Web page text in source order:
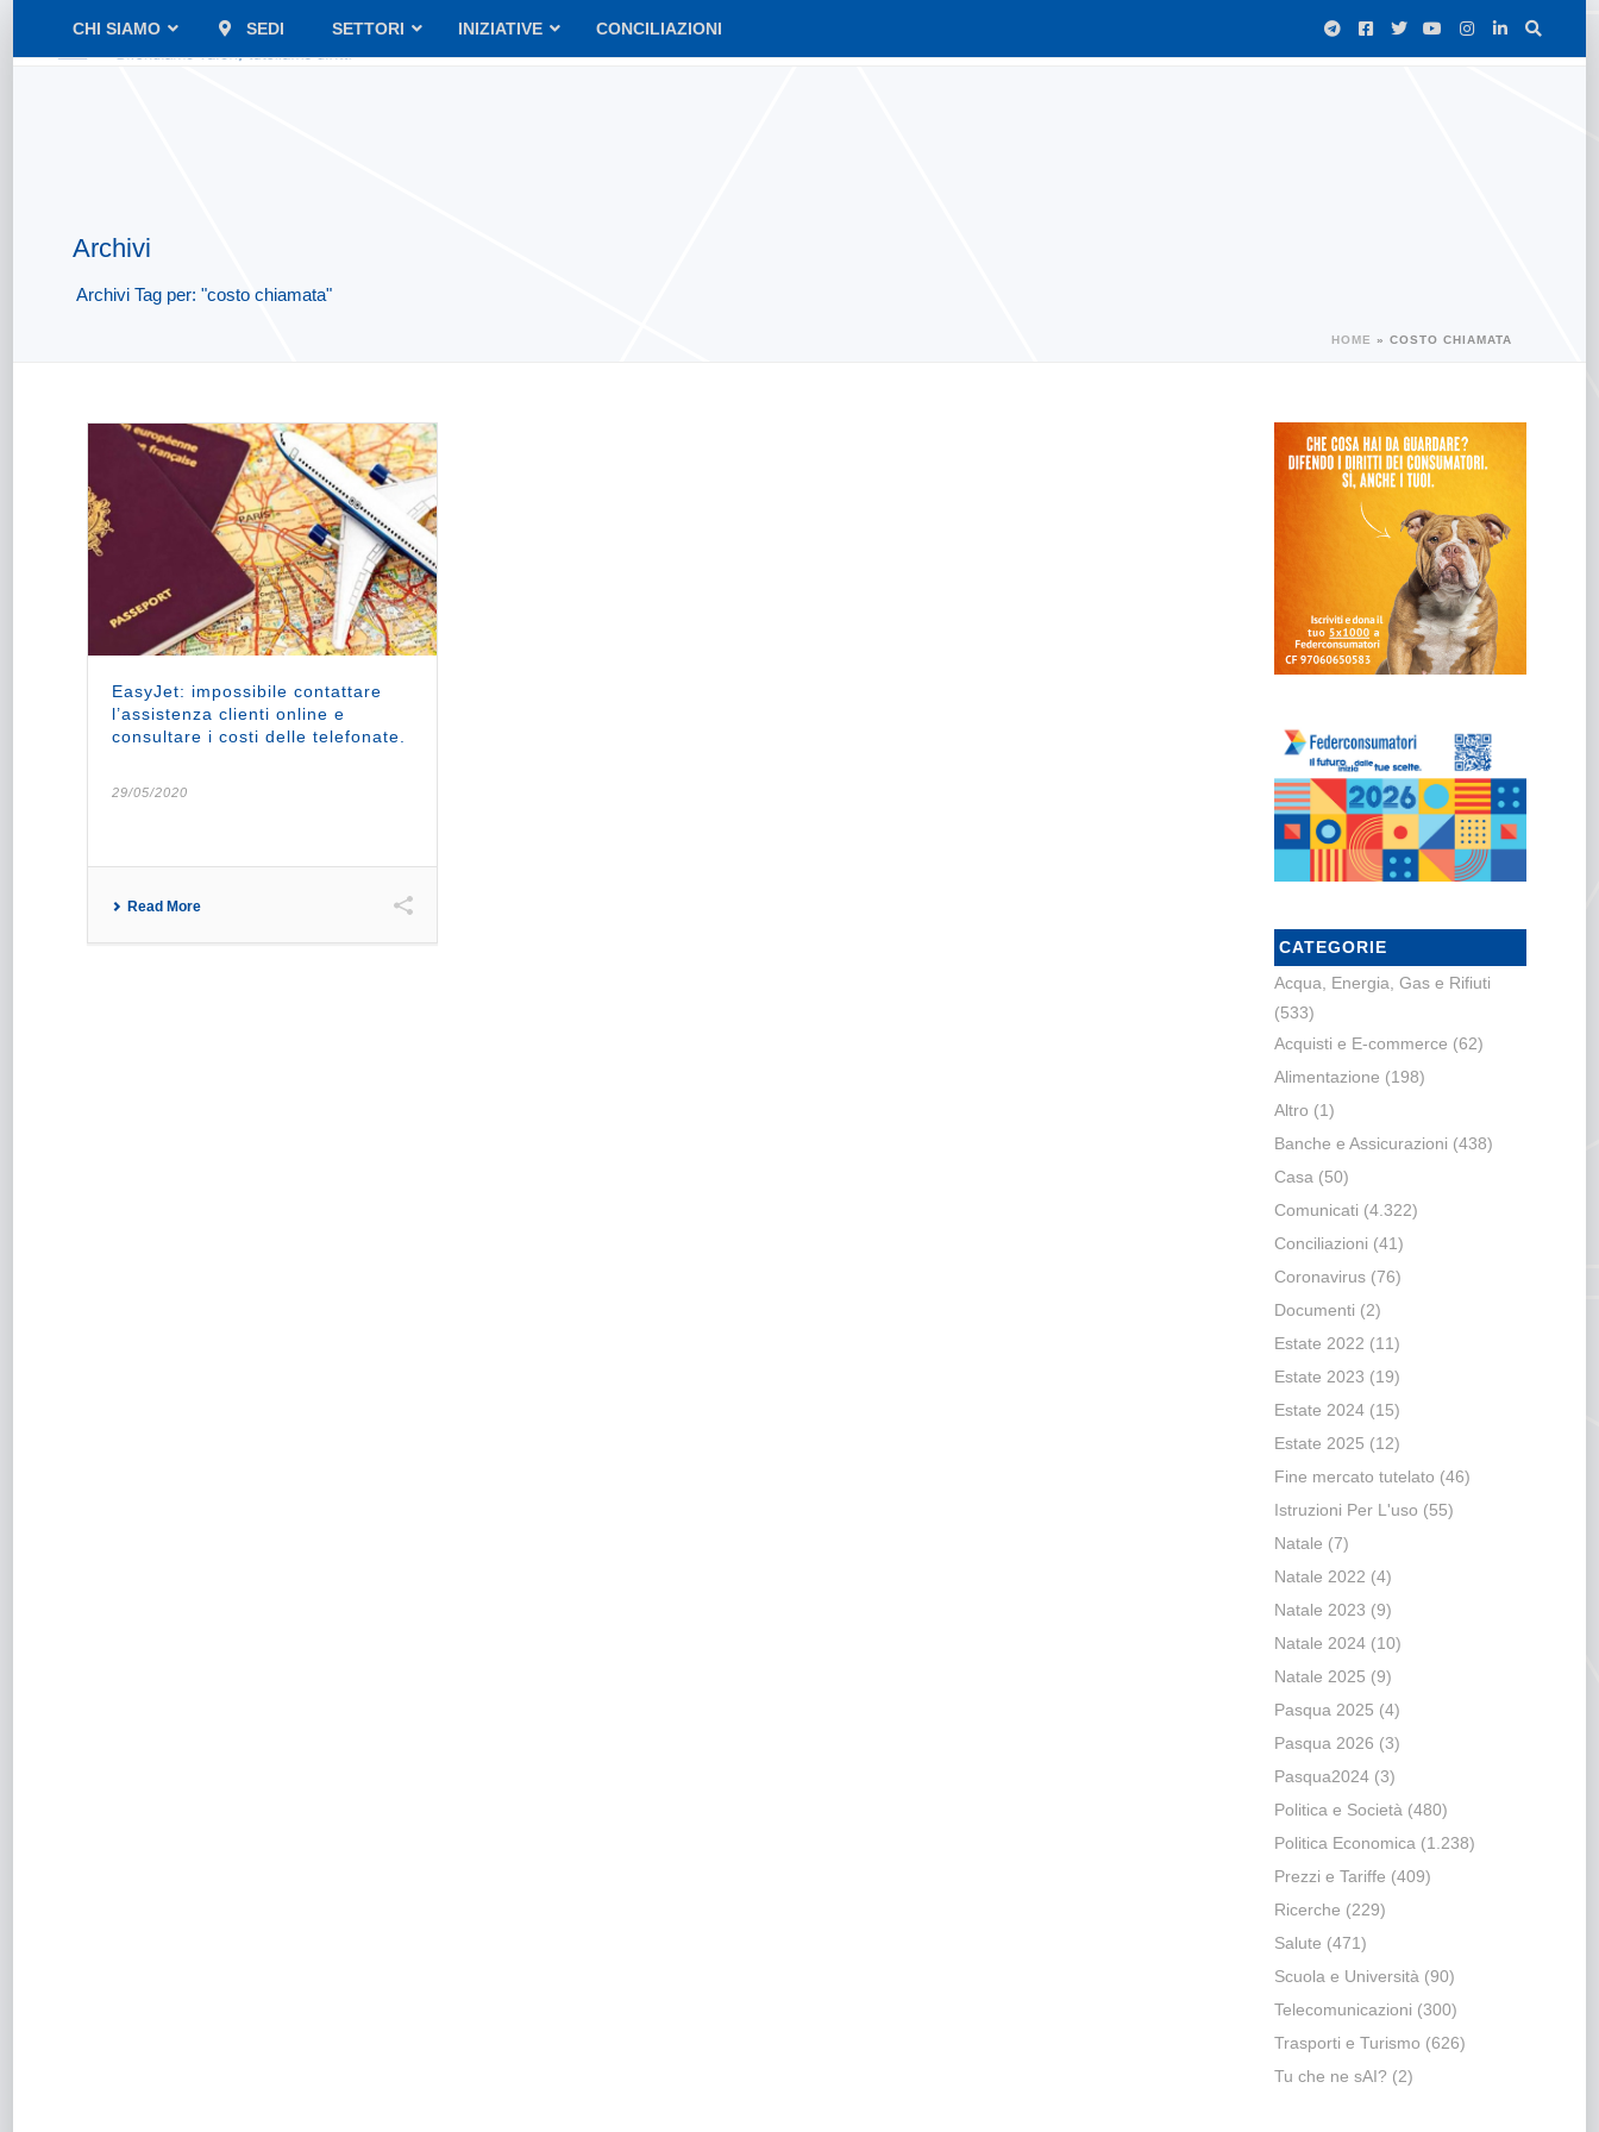
CHI SIAMO SEDI SETTORI INIZIATIVE CONCILIAZIONI
Archivi
Archivi Tag per: "costo chiamata"
HOME » COSTO CHIAMATA
EasyJet: impossibile contattare
l’assistenza clienti online e
consultare i costi delle telefonate.
29/05/2020
Read More
CATEGORIE
Acqua, Energia, Gas e Rifiuti
(533)
Acquisti e E-commerce (62)
Alimentazione (198)
Altro (1)
Banche e Assicurazioni (438)
Casa (50)
Comunicati (4.322)
Conciliazioni (41)
Coronavirus(76)
Documenti (2)
Estate 2022 (11)
Estate 2023 (19)
Estate 2024(15)
Estate 2025 (12)
Fine mercato tutelato (46)
Istruzioni Per L'uso (55)
Natale (7)
Natale 2022 (4)
Natale 2023 (9)
Natale 2024(10)
Natale 2025 (9)
Pasqua 2025 (4)
Pasqua 2026 (3)
Pasqua2024(3)
Politica e Società (480)
Politica Economica (1.238)
Prezzi e Tariffe (409)
Ricerche (229)
Salute (471)
Scuola e Università (90)
Telecomunicazioni (300)
Trasporti e Turismo (626)
Tu che ne sAI? (2)